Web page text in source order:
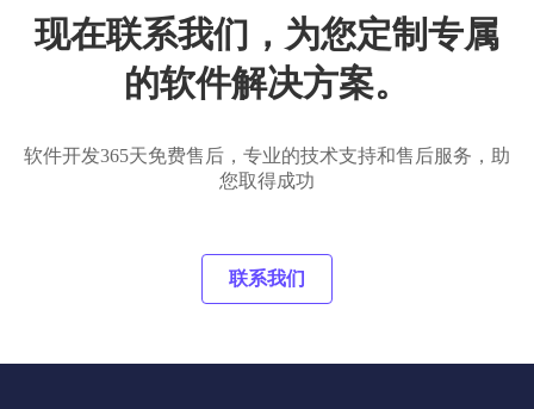
现在联系我们，为您定制专属
的软件解决方案。
软件开发365天免费售后，专业的技术支持和售后服务，助
您取得成功
联系我们